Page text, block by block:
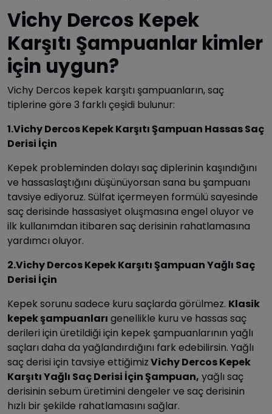
Vichy Dercos Kepek
Karşıtı Şampuanlar kimler
için uygun?
Vichy Dercos kepek karşıtı şampuanların, saç
tiplerine göre 3 farklı çeşidi bulunur:
1.Vichy Dercos Kepek Karşıtı Şampuan Hassas Saç
Derisi İçin
Kepek probleminden dolayı saç diplerinin kaşındığını
ve hassaslaştığını düşünüyorsan sana bu şampuanı
tavsiye ediyoruz. Sülfat içermeyen formülü sayesinde
saç derisinde hassasiyet oluşmasına engel oluyor ve
ilk kullanımdan itibaren saç derisinin rahatlamasına
yardımcı oluyor.
2.Vichy Dercos Kepek Karşıtı Şampuan Yağlı Saç
Derisi İçin
Kepek sorunu sadece kuru saçlarda görülmez. Klasik
kepek şampuanları genellikle kuru ve hassas saç
derileri için üretildiği için kepek şampuanlarının yağlı
saçları daha da yağlandırdığını fark edebilirsin. Yağlı
saç derisi için tavsiye ettiğimizVichy Dercos Kepek
Karşıtı Yağlı Saç Derisi İçin Şampuan, yağlı saç
derisinin sebum üretimini dengeler ve saç derisinin
hızlı bir şekilde rahatlamasını sağlar.